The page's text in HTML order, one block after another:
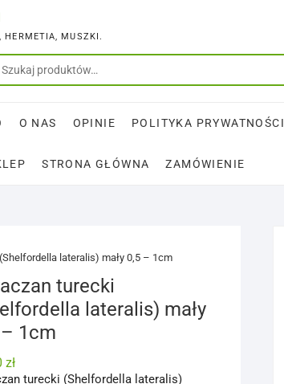
HERMETIA, MUSZKI.
O NAS OPINIE POLITYKA PRYWATNOŚCI
STRONA GŁÓWNA ZAMÓWIENIE
lateralis) mały 0,5 – 1cm
turecki
lateralis) mały
1cm
zł
turecki (Shelfordella lateralis)